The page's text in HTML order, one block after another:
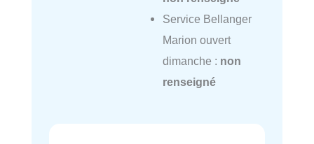
Service Bellanger
Marion ouvert
dimanche : non
renseigné